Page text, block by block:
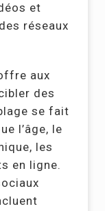
et
réseaux
aux
des
se fait
l’âge, le
les
en ligne.